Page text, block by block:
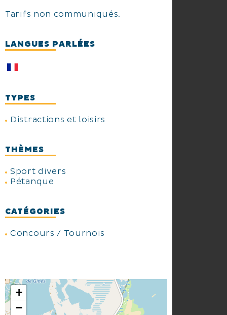
Tarifs non communiqués.
LANGUES PARLÉES
TYPES
Distractions et loisirs
THÈMES
Sport divers
Pétanque
CATÉGORIES
Concours / Tournois
+
−